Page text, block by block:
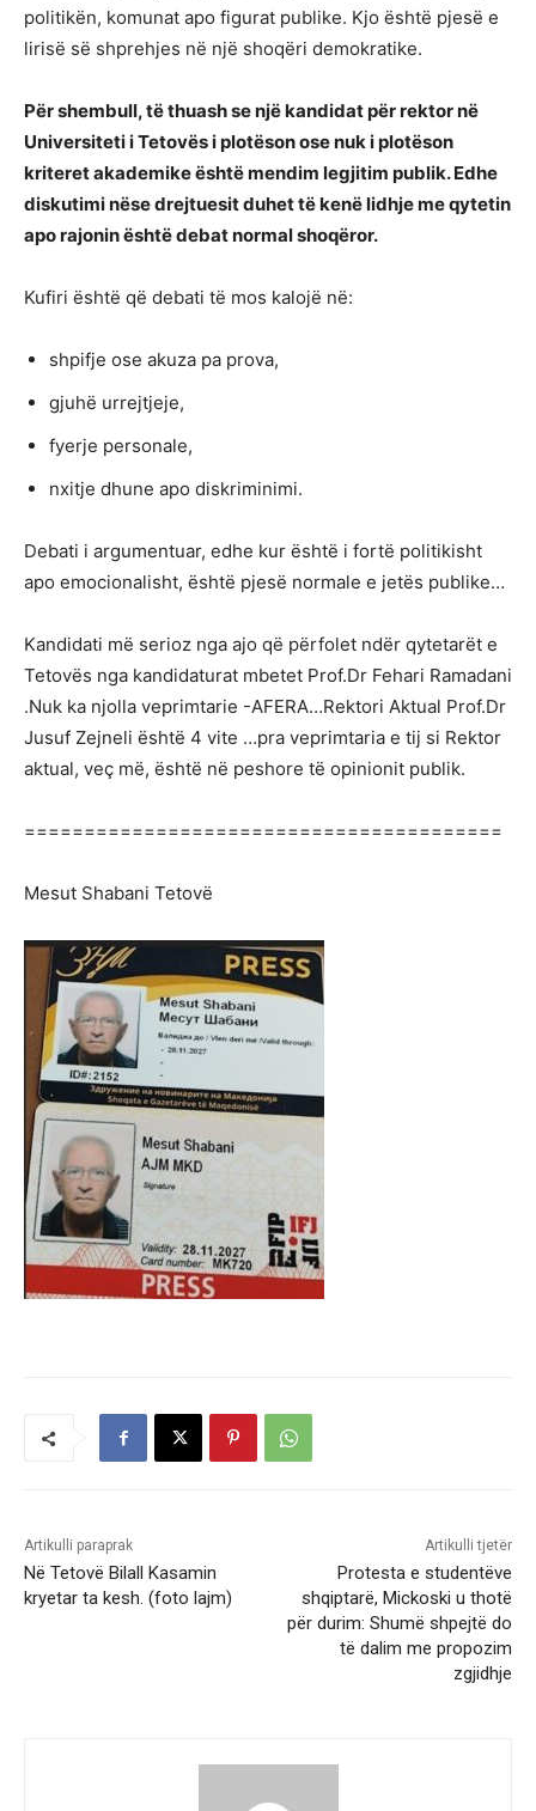
politikën, komunat apo figurat publike. Kjo është pjesë e
lirisë së shprehjes në një shoqëri demokratike.
Për shembull, të thuash se një kandidat për rektor në
Universiteti i Tetovës i plotëson ose nuk i plotëson
kriteret akademike është mendim legjitim publik. Edhe
diskutimi nëse drejtuesit duhet të kenë lidhje me qytetin
apo rajonin është debat normal shoqëror.
Kufiri është që debati të mos kalojë në:
shpifje ose akuza pa prova,
gjuhë urrejtjeje,
fyerje personale,
nxitje dhune apo diskriminimi.
Debati i argumentuar, edhe kur është i fortë politikisht
apo emocionalisht, është pjesë normale e jetës publike…
Kandidati më serioz nga ajo që përfolet ndër qytetarët e
Tetovës nga kandidaturat mbetet Prof.Dr Fehari Ramadani
.Nuk ka njolla veprimtarie -AFERA…Rektori Aktual Prof.Dr
Jusuf Zejneli është 4 vite …pra veprimtaria e tij si Rektor
aktual, veç më, është në peshore të opinionit publik.
========================================
Mesut Shabani Tetovë
Artikulli paraprak
Në Tetovë Bilall Kasamin
kryetar ta kesh. (foto lajm)
Artikulli tjetër
Protesta e studentëve
shqiptarë, Mickoski u thotë
për durim: Shumë shpejtë do
të dalim me propozim
zgjidhje